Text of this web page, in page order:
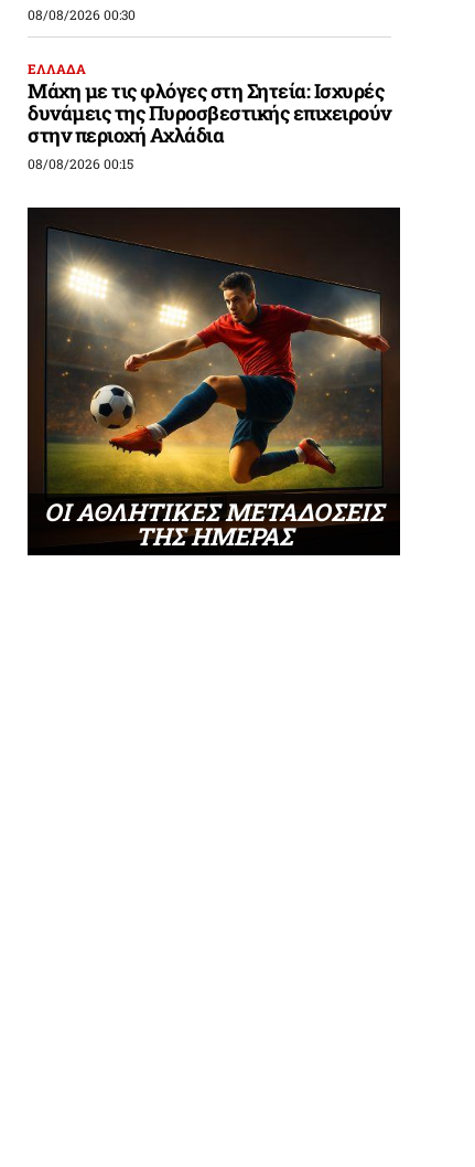
08/08/2026 00:30
ΕΛΛΑΔΑ
Μάχη με τις φλόγες στη Σητεία: Ισχυρές
δυνάμεις της Πυροσβεστικής επιχειρούν
στην περιοχή Αχλάδια
08/08/2026 00:15
ΟΙ ΑΘΛΗΤΙΚΕΣ ΜΕΤΑΔΟΣΕΙΣ
ΤΗΣ ΗΜΕΡΑΣ